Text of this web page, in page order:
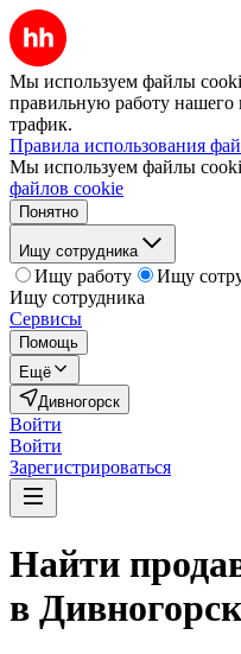
Мы используем файлы
правильную работу нашего
трафик.
Правила использования
Мы используем файлы
файлов cookie
Понятно
Ищу сотрудника
Ищу работу
Ищу
Ищу сотрудника
Сервисы
Помощь
Ещё
Дивногорск
Войти
Войти
Зарегистрироваться
Найти
в